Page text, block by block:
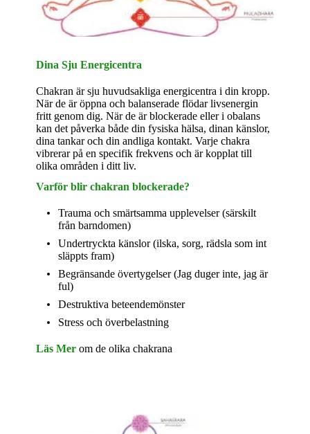
Dina Sju Energicentra
Chakran är sju huvudsakliga energicentra i din kropp.
När de är öppna och balanserade flödar livsenergin
fritt genom dig. När de är blockerade eller i obalans
kan det påverka både din fysiska hälsa, dinan känslor,
dina tankar och din andliga kontakt. Varje chakra
vibrerar på en specifik frekvens och är kopplat till
olika områden i ditt liv.
Varför blir chakran blockerade?
Trauma och smärtsamma upplevelser (särskilt
från barndomen)
Undertryckta känslor (ilska, sorg, rädsla som int
släppts fram)
Begränsande övertygelser (Jag duger inte, jag är
ful)
Destruktiva beteendemönster
Stress och överbelastning
Läs Mer om de olika chakrana